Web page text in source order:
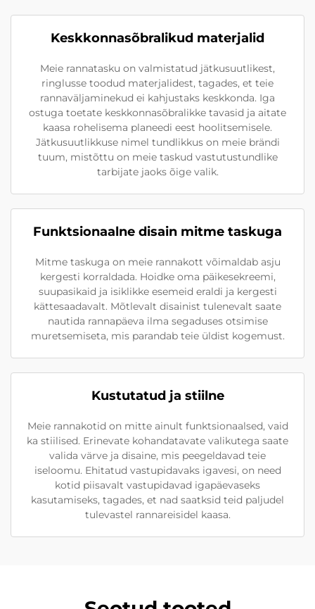
Keskkonnasõbralikud materjalid
Meie rannatasku on valmistatud jätkusuutlikest,
ringlusse toodud materjalidest, tagades, et teie
rannaväljaminekud ei kahjustaks keskkonda. Iga
ostuga toetate keskkonnasõbralikke tavasid ja aitate
kaasa rohelisema planeedi eest hoolitsemisele.
Jätkusuutlikkuse nimel tundlikkus on meie brändi
tuum, mistõttu on meie taskud vastutustundlike
tarbijate jaoks õige valik.
Funktsionaalne disain mitme taskuga
Mitme taskuga on meie rannakott võimaldab asju
kergesti korraldada. Hoidke oma päikesekreemi,
suupasikaid ja isiklikke esemeid eraldi ja kergesti
kättesaadavalt. Mõtlevalt disainist tulenevalt saate
nautida rannapäeva ilma segaduses otsimise
muretsemiseta, mis parandab teie üldist kogemust.
Kustutatud ja stiilne
Meie rannakotid on mitte ainult funktsionaalsed, vaid
ka stiilised. Erinevate kohandatavate valikutega saate
valida värve ja disaine, mis peegeldavad teie
iseloomu. Ehitatud vastupidavaks igavesi, on need
kotid piisavalt vastupidavad igapäevaseks
kasutamiseks, tagades, et nad saatksid teid paljudel
tulevastel rannareisidel kaasa.